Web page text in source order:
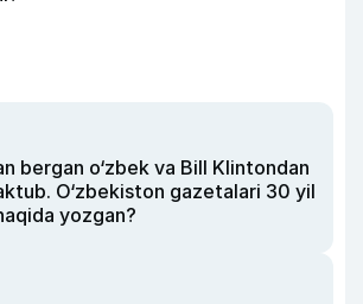
bergan o‘zbek va Bill Klintondan
O‘zbekiston gazetalari 30 yil
yozgan?